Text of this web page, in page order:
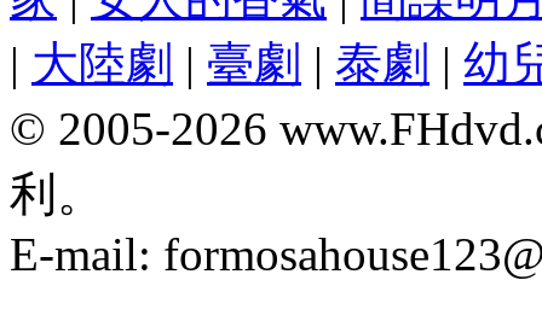
| 大陸劇 | 臺劇 | 泰劇 | 幼
© 2005-2026
利。
E-mail: